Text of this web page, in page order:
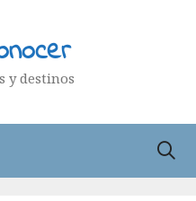
y destinos